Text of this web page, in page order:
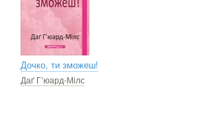
Дочко, ти зможеш!
Даґ Г’юард-Мілс